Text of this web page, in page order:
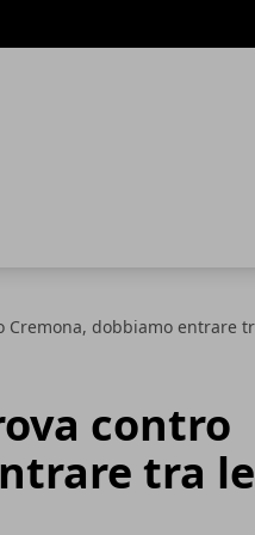
Cremona, dobbiamo entrare
contro
tra le